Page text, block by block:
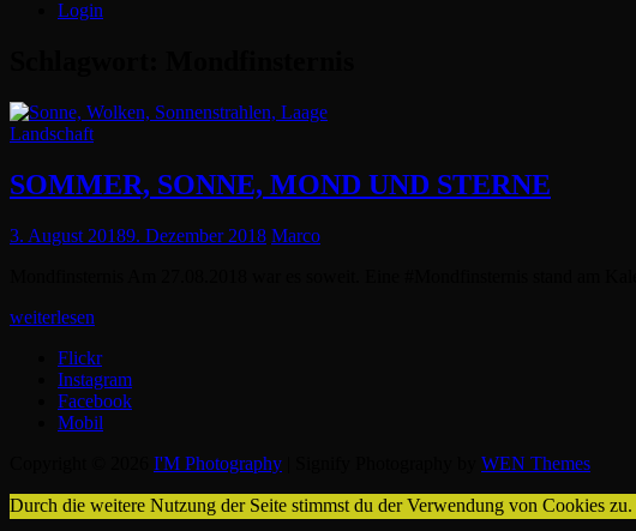
Login
Cat
Landschaft
SOMMER, SONNE, MOND UND STERNE
Posted
3. August 20189. Dezember 2018 Marco
weiterlesen
MOND
UND
STERNE
Flickr
Instagram
Facebook
Mobil
I'M Photography WEN Themes
Durch die weitere Nutzung der Seite stimmst du der Verwendung von Cookies zu.